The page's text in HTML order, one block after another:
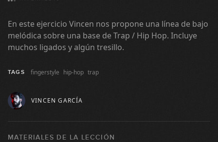
En este ejercicio Vincen nos propone una línea de bajo
melódica sobre una base de Trap / Hip Hop. Incluye
muchos ligados y algún tresillo.
TAGS fingerstyle hip-hop trap
VINCEN GARCÍA
MATERIALES DE LA LECCIÓN
#40: Fingerstyle Groove en Gm
04:10
#41: Slap Groove en Gm
#42: Fingerstyle Groove en E